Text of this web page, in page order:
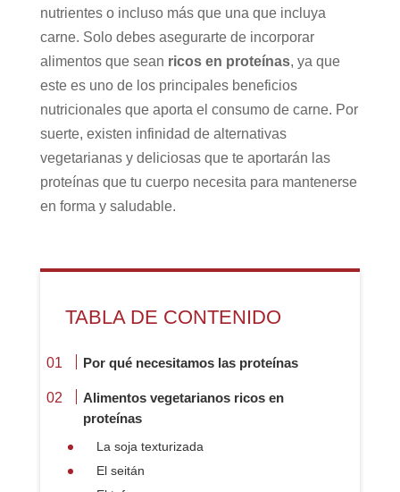
nutrientes o incluso más que una que incluya
carne. Solo debes asegurarte de incorporar
alimentos que sean ricos en proteínas, ya que
este es uno de los principales beneficios
nutricionales que aporta el consumo de carne. Por
suerte, existen infinidad de alternativas
vegetarianas y deliciosas que te aportarán las
proteínas que tu cuerpo necesita para mantenerse
en forma y saludable.
TABLA DE CONTENIDO
Por qué necesitamos las proteínas
Alimentos vegetarianos ricos en
proteínas
La soja texturizada
El seitán